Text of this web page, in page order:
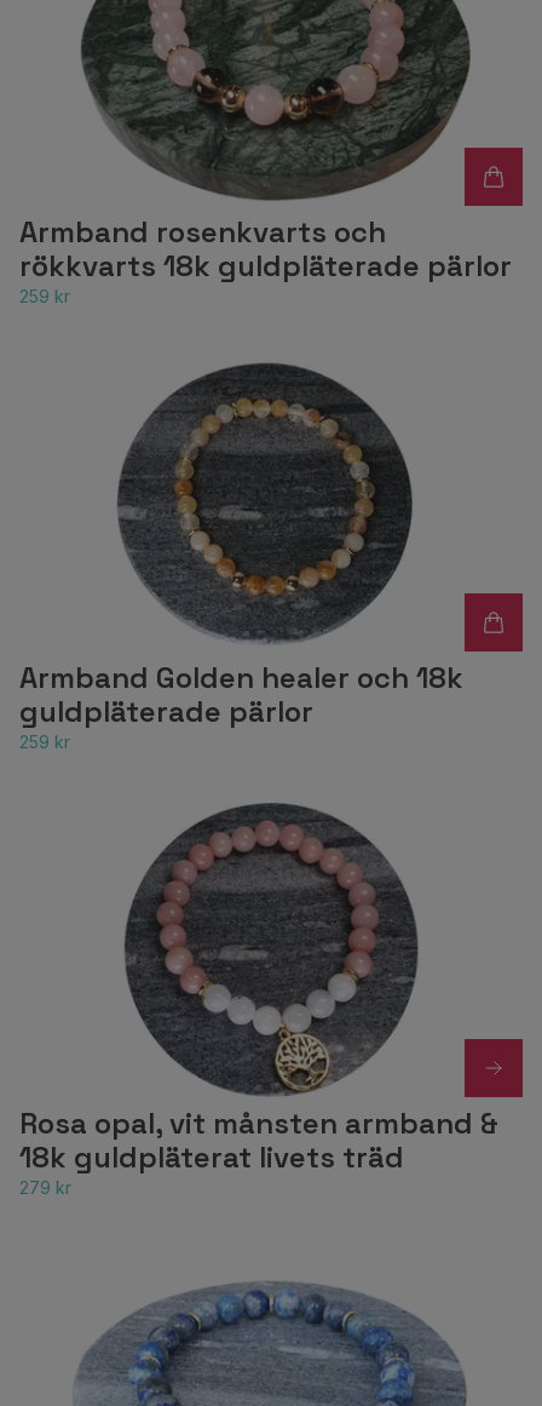
Armband rosenkvarts och
rökkvarts 18k guldpläterade pärlor
259 kr
Armband Golden healer och 18k
guldpläterade pärlor
259 kr
Rosa opal, vit månsten armband &
18k guldpläterat livets träd
279 kr